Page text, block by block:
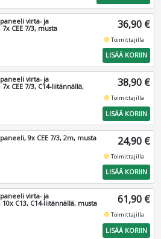
virta- ja
CEE 7/3, musta
36,90 €
fiber_manual_recordToimittajilla
LISÄÄ KORIIN
virta- ja
CEE 7/3, C14-liitännällä,
38,90 €
fiber_manual_recordToimittajilla
LISÄÄ KORIIN
9x CEE 7/3, 2m, musta 24,90 €
fiber_manual_recordToimittajilla
LISÄÄ KORIIN
virta- ja
C13, C14-liitännällä, musta
61,90 €
fiber_manual_recordToimittajilla
LISÄÄ KORIIN